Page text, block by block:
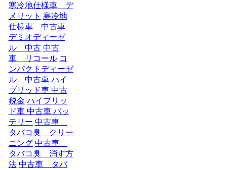
寒冷地仕様車 デ
メリット 寒冷地
仕様車 中古車
デミオディーゼ
ル 中古 中古
車 リコール コ
ンパクトディーゼ
ル 中古車 ハイ
ブリッド車 中古
税金 ハイブリッ
ド車 中古車 バッ
テリー 中古車
タバコ臭 クリー
ニング 中古車
タバコ臭 消す方
法 中古車 タバ